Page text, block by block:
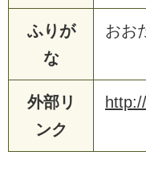
ふりが
な
おお
外部リ
ンク